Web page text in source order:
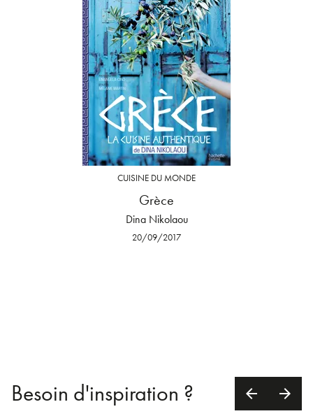
CUISINE DU MONDE
Grèce
Dina Nikolaou
20/09/2017
Besoin d'inspiration ? arrow_back arrow_forward